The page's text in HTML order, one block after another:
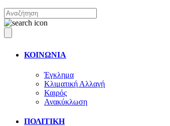
ΚΟΙΝΩΝΙΑ
Έγκλημα
Κλιματική Αλλαγή
Καιρός
Ανακύκλωση
ΠΟΛΙΤΙΚΗ